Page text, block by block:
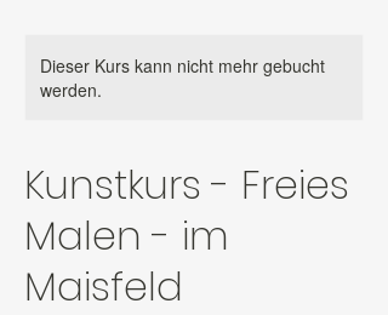
Dieser Kurs kann nicht mehr gebucht
werden.
Kunstkurs - Freies
Malen - im
Maisfeld